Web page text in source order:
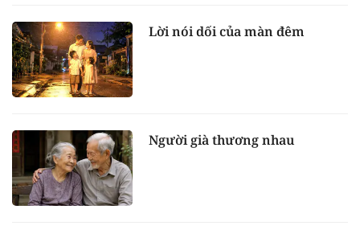
Lời nói dối của màn đêm
Người già thương nhau